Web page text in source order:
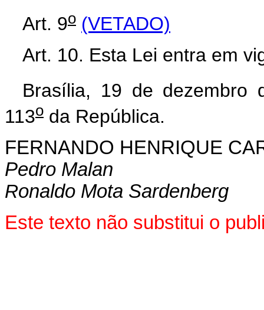
Art. 9o (VETADO)
Art. 10. Esta Lei entra em
Brasília, 19 de dezembro
113o da República.
FERNANDO HENRIQUE
Pedro Malan
Ronaldo Mota Sardenberg
Este texto não substitui o